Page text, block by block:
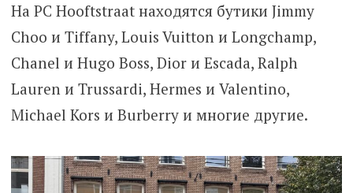
На PC Hooftstraat находятся бутики Jimmy
Choo и Tiffany, Louis Vuitton и Longchamp,
Chanel и Hugo Boss, Dior и Escada, Ralph
Lauren и Trussardi, Hermes и Valentino,
Michael Kors и Burberry и многие другие.